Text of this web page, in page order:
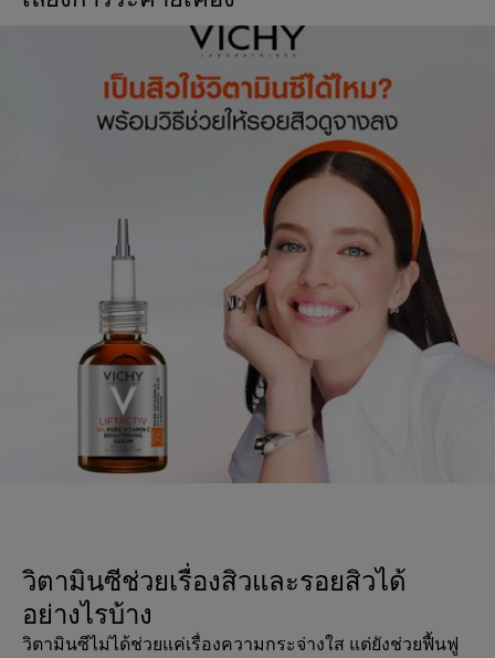
วิตามินซีช่วยเรื่องสิวและรอยสิวได้
อย่างไรบ้าง
วิตามินซีไม่ได้ช่วยแค่เรื่องความกระจ่างใส แต่ยังช่วยฟื้นฟู